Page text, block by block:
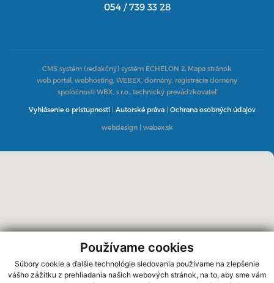
Používame cookies
Súbory cookie a ďalšie technológie sledovania používame na zlepšenie
vášho zážitku z prehliadania našich webových stránok, na to, aby sme vám
054 / 739 33 28
CMS systém (redakčný) systém ECHELON 2, Mapa stránok
web portál, webhosting, WEBEX, domény, registrácia domény
spoločnosti WBX, s.r.o., technický prevádzkovateľ
Vyhlásenie o prístupnosti | Autorské práva | Ochrana osobných údajov
webdesign| webex.sk